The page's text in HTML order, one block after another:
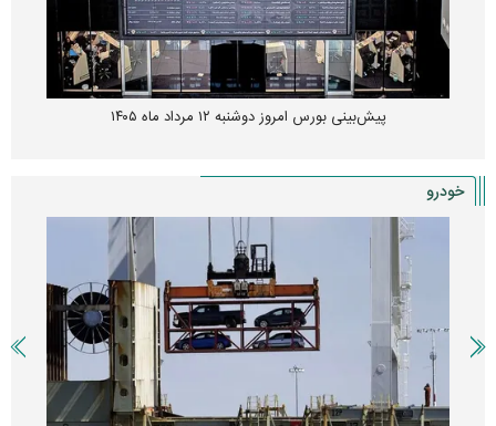
پیش‌بینی بورس امروز دوشنبه ۱۲ مرداد ماه ۱۴۰۵
خودرو